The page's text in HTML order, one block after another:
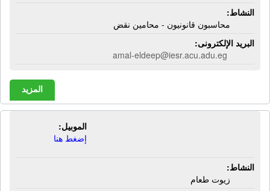
النشاط:
محاسبون قانونيون - محامين نقض
البريد الإلكترونى:
amal-eldeep@iesr.acu.adu.eg
المزيد
الموبيل:
إضغط هنا
النشاط:
زيوت طعام